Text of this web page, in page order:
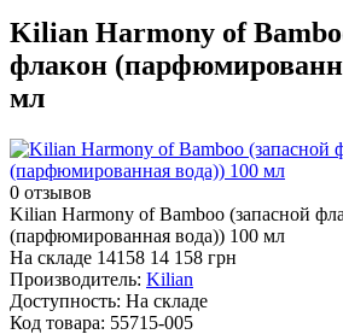
Kilian Harmony of
флакон
мл
0 отзывов
Kilian Harmony of Bamboo (запасной
(парфюмированная вода)) 100 мл
На складе 14158 14 158 грн
Производитель: Kilian
Доступность: На складе
Код товара: 55715-005